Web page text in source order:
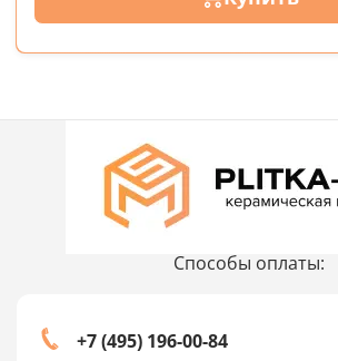
Способы оплаты:
+7 (495) 196-00-84